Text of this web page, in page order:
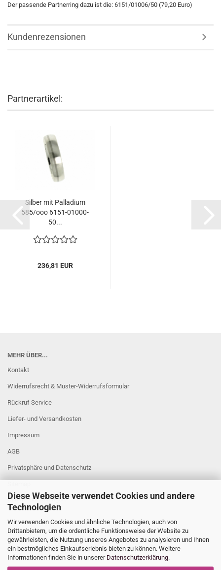
Diese Webseite verwendet Cookies und andere
Technologien
Wir verwenden Cookies und ähnliche Technologien, auch von
Drittanbietern, um die ordentliche Funktionsweise der Website zu
gewährleisten, die Nutzung unseres Angebotes zu analysieren und Ihnen
ein bestmögliches Einkaufserlebnis bieten zu können. Weitere
Informationen finden Sie in unserer Datenschutzerklärung.
Der passende Partnerring dazu ist die: 6151/01006/50 (79,20 Euro)
Kundenrezensionen
Partnerartikel:
Silber mit Palladium
585/ooo 6151-01000-
50...
236,81 EUR
MEHR ÜBER...
Kontakt
Widerrufsrecht & Muster-Widerrufsformular
Rückruf Service
Liefer- und Versandkosten
Impressum
AGB
Privatsphäre und Datenschutz
Cookie Einstellungen